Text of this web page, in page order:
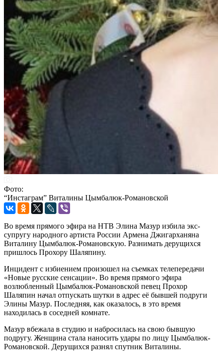
Фото:
“Инстаграм” Виталины Цымбалюк-Романовской
Во время прямого эфира на НТВ Элина Мазур избила экс-
супругу народного артиста России Армена Джигарханяна
Виталину Цымбалюк-Романовскую. Разнимать дерущихся
пришлось Прохору Шаляпину.
Инцидент с избиением произошел на съемках телепередачи
«Новые русские сенсации». Во время прямого эфира
возлюбленный Цымбалюк-Романовской певец Прохор
Шаляпин начал отпускать шутки в адрес её бывшей подруги
Элины Мазур. Последняя, как оказалось, в это время
находилась в соседней комнате.
Мазур вбежала в студию и набросилась на свою бывшую
подругу. Женщина стала наносить удары по лицу Цымбалюк-
Романовской. Дерущихся разнял спутник Виталины.